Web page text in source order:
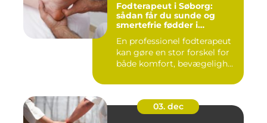
Fodterapeut i Søborg:
sådan får du sunde og
smertefrie fødder i
En professionel fodterapeut
kan gøre en stor forskel for
både komfort, bevægeligh...
03. dec